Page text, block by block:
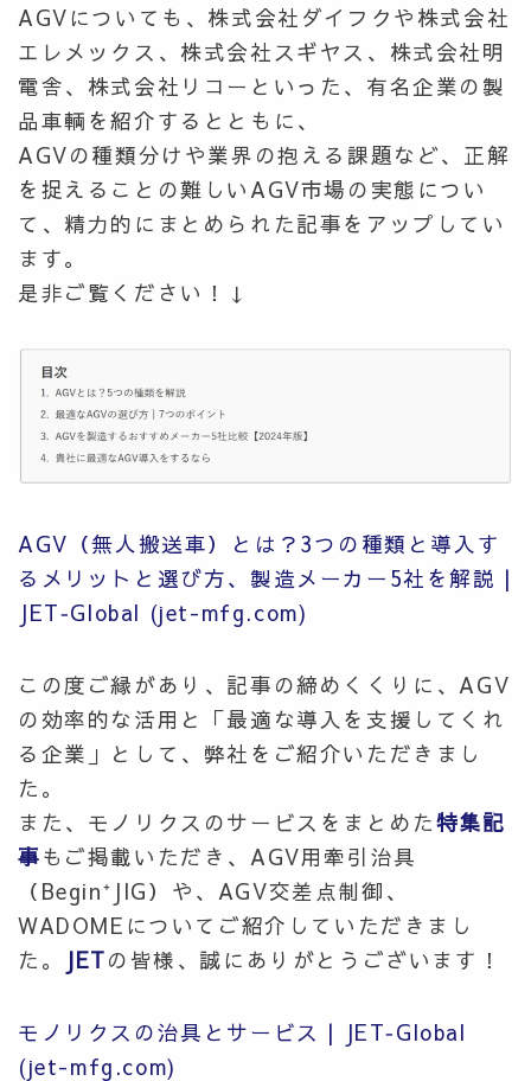
AGVについても、株式会社ダイフクや株式会社
エレメックス、株式会社スギヤス、株式会社明
電舎、株式会社リコーといった、有名企業の製
品車輌を紹介するとともに、
AGVの種類分けや業界の抱える課題など、正解
を捉えることの難しいAGV市場の実態につい
て、精力的にまとめられた記事をアップしてい
ます。
是非ご覧ください！↓
AGV（無人搬送車）とは？3つの種類と導入す
るメリットと選び方、製造メーカー5社を解説 |
JET‐Global (jet-mfg.com)
この度ご縁があり、記事の締めくくりに、AGV
の効率的な活用と「最適な導入を支援してくれ
る企業」として、弊社をご紹介いただきまし
た。
また、モノリクスのサービスをまとめた特集記
事もご掲載いただき、AGV用牽引治具
（Begin⁺JIG）や、AGV交差点制御、
WADOMEについてご紹介していただきまし
た。
JETの皆様、誠にありがとうございます！
モノリクスの治具とサービス | JET‐Global
(jet-mfg.com)